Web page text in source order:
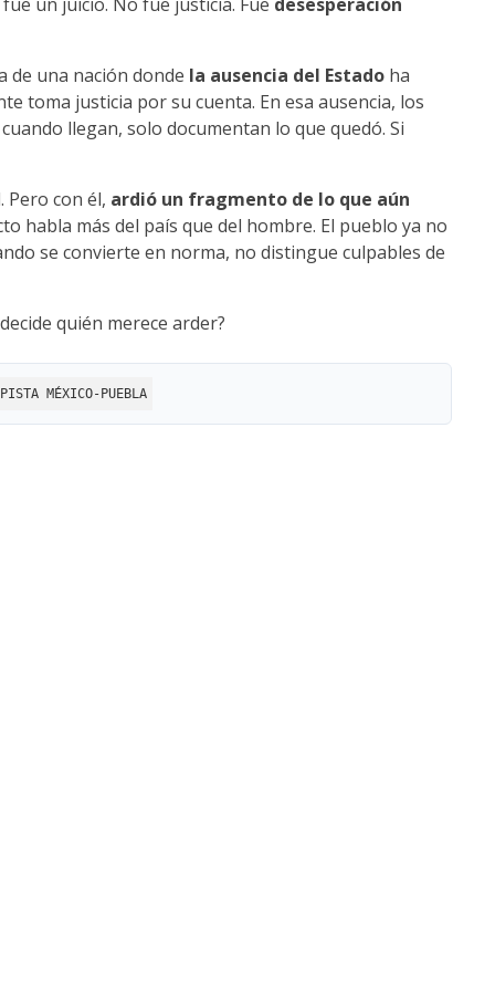
de una nación donde la ausencia del Estado ha
toma justicia por su cuenta. En esa ausencia, los
llegan, solo documentan lo que quedó. Si
Pero con él, ardió un fragmento de lo que aún
habla más del país que del hombre. El pueblo ya no
se convierte en norma, no distingue culpables de
quién merece arder?
MÉXICO-PUEBLA